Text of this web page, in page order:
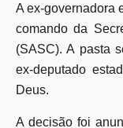
A ex-governadora
comando da
(SASC). A pasta
ex-deputado
Deus.
A decisão foi